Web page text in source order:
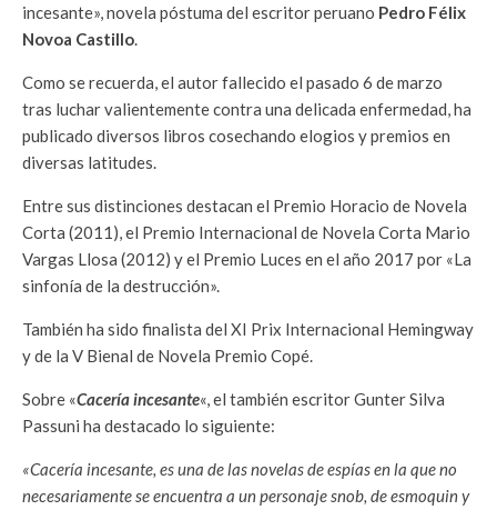
incesante», novela póstuma del escritor peruano Pedro Félix
Novoa Castillo.
Como se recuerda, el autor fallecido el pasado 6 de marzo
tras luchar valientemente contra una delicada enfermedad, ha
publicado diversos libros cosechando elogios y premios en
diversas latitudes.
Entre sus distinciones destacan el Premio Horacio de Novela
Corta (2011), el Premio Internacional de Novela Corta Mario
Vargas Llosa (2012) y el Premio Luces en el año 2017 por «La
sinfonía de la destrucción».
También ha sido finalista del XI Prix Internacional Hemingway
y de la V Bienal de Novela Premio Copé.
Sobre «Cacería incesante«, el también escritor Gunter Silva
Passuni ha destacado lo siguiente:
«Cacería incesante, es una de las novelas de espías en la que no
necesariamente se encuentra a un personaje snob, de esmoquin y